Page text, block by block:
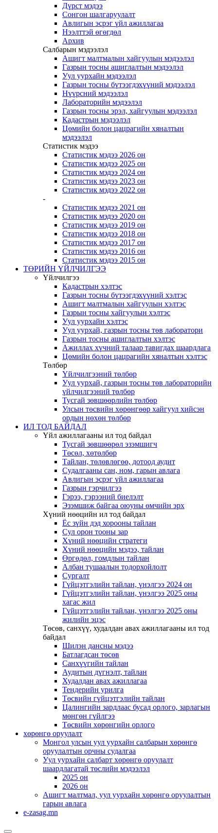
Дүрст мэдээ
Сонгон шалгаруулалт
Авлигын эсрэг үйл ажиллагаа
Нээлттэй өгөгдөл
Архив
Салбарын мэдээлэл
Ашигт малтмалын хайгуулын мэдээлэл
Газрын тосны ашиглалтын мэдээлэл
Уул уурхайн мэдээлэл
Газрын тосны бүтээгдэхүүний мэдээлэл
Нүүрсний мэдээлэл
Лабораторийн мэдээлэл
Газрын тосны эрэл, хайгуулын мэдээлэл
Кадастрын мэдээлэл
Цөмийн болон цацрагийн хяналтын
мэдээлэл
Статистик мэдээ
Статистик мэдээ 2026 он
Статистик мэдээ 2025 он
Статистик мэдээ 2024 он
Статистик мэдээ 2023 он
Статистик мэдээ 2022 он
-
Статистик мэдээ 2021 он
Статистик мэдээ 2020 он
Статистик мэдээ 2019 он
Статистик мэдээ 2018 он
Статистик мэдээ 2017 он
Статистик мэдээ 2016 он
Статистик мэдээ 2015 он
ТӨРИЙН ҮЙЛЧИЛГЭЭ
Үйлчилгээ
Кадастрын хэлтэс
Газрын тосны бүтээгдэхүүний хэлтэс
Ашигт малтмалын хайгуулын хэлтэс
Газрын тосны хайгуулын хэлтэс
Уул уурхайн хэлтэс
Уул уурхай, газрын тосны төв лаборатори
Газрын тосны ашиглалтын хэлтэс
Ажиллах хүчний талаар тавигдах шаардлага
Цөмийн болон цацрагийн хяналтын хэлтэс
Төлбөр
Үйлчилгээний төлбөр
Уул уурхай, газрын тосны төв лабораторийн
үйлчилгээний төлбөр
Тусгай зөвшөөрлийн төлбөр
Улсын төсвийн хөрөнгөөр хайгуул хийсэн
ордын нөхөн төлбөр
ИЛ ТОД БАЙДАЛ
Үйл ажиллагааны ил тод байдал
Тусгай зөвшөөрөл эзэмшигч
Төсөл, хөтөлбөр
Тайлан, төлөвлөгөө, дотоод аудит
Судалгааны сан, ном, гарын авлага
Авлигын эсрэг үйл ажиллагаа
Газрын гэрчилгээ
Гэрээ, гэрээний биелэлт
Эзэмшиж байгаа оюуны өмчийн эрх
Хүний нөөцийн ил тод байдал
Ёс зүйн дэд хорооны тайлан
Сул орон тооны зар
Хүний нөөцийн стратеги
Хүний нөөцийн мэдээ, тайлан
Өргөдөл, гомдлын тайлан
Албан тушаалын тодорхойлолт
Сургалт
Гүйцэтгэлийн тайлан, үнэлгээ 2024 он
Гүйцэтгэлийн тайлан, үнэлгээ 2025 оны
хагас жил
Гүйцэтгэлийн тайлан, үнэлгээ 2025 оны
жилийн эцэс
Төсөв, санхүү, худалдан авах ажиллагааны ил тод
байдал
Шилэн дансны мэдээ
Батлагдсан төсөв
Санхүүгийн тайлан
Аудитын дүгнэлт, тайлан
Худалдан авах ажиллагаа
Тендерийн урилга
Төсвийн гүйцэтгэлийн тайлан
Цалингийн зардлаас бусад орлого, зарлагын
мөнгөн гүйлгээ
Төсвийн хөрөнгийн орлого
хөрөнгө оруулалт
Монгол улсын уул уурхайн салбарын хөрөнгө
оруулалтын орчны судалгаа
Уул уурхайн салбарт хөрөнгө оруулалт
шаардлагатай төслийн мэдээлэл
2025 он
2026 он
Ашигт малтмал, уул уурхайн хөрөнгө оруулалтын
гарын авлага
e-zasag.mn